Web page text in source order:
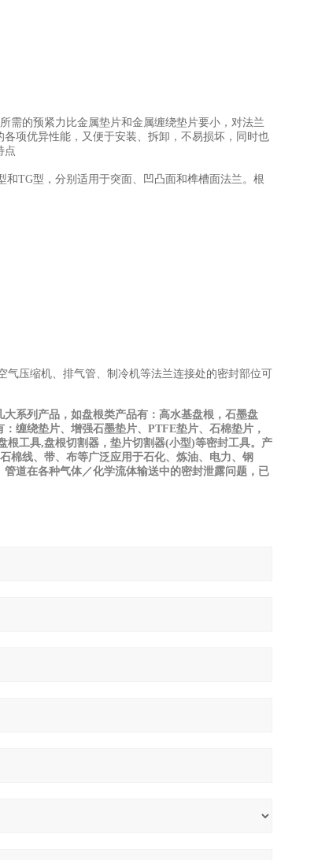
需的预紧力比金属垫片和金属缠绕垫片要小，对法兰
项优异性能，又便于安装、拆卸，不易损坏，同时也
点
TG型，分别适用于突面、凹凸面和榫槽面法兰。根
压缩机、排气管、制冷机等法兰连接处的密封部位可
系列产品，如盘根类产品有：高水基盘根，石墨盘
缠绕垫片、增强石墨垫片、 PTFE垫片、石棉垫片，
根工具,盘根切割器，垫片切割器(小型)等密封工具。产
棉线、带、布等广泛应用于石化、炼油、电力、钢
道在各种气体／化学流体输送中的密封泄露问题，已